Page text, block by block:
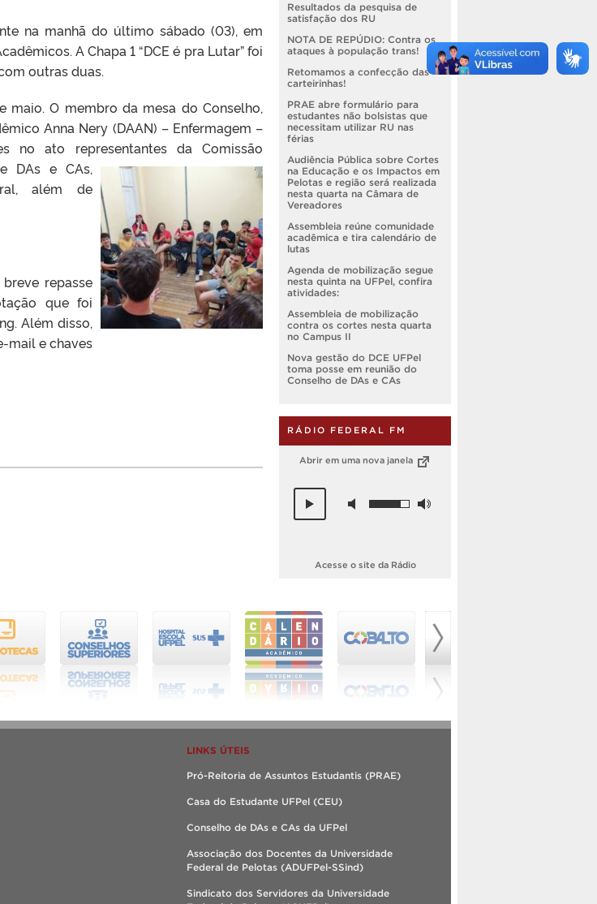
na manhã do último sábado (03), em
A Chapa 1 “DCE é pra Lutar” foi
outras duas.
maio. O membro da mesa do Conselho,
Anna Nery (DAAN) – Enfermagem –
no ato representantes da Comissão
DAs e CAs,
além de
repasse
que foi
Além disso,
mail e chaves
Resultados da pesquisa de
satisfação dos RU
NOTA DE REPÚDIO: Contra os
ataques à população trans!
Retomamos a confecção das
carteirinhas!
PRAE abre formulário para
estudantes não bolsistas que
necessitam utilizar RU nas
férias
Audiência Pública sobre Cortes
na Educação e os Impactos em
Pelotas e região será realizada
nesta quarta na Câmara de
Vereadores
Assembleia reúne comunidade
acadêmica e tira calendário de
lutas
Agenda de mobilização segue
nesta quinta na UFPel, confira
atividades:
Assembleia de mobilização
contra os cortes nesta quarta
no Campus II
Nova gestão do DCE UFPel
toma posse em reunião do
Conselho de DAs e CAs
RÁDIO FEDERAL FM
Abrir em uma nova janela
Acesse o site da Rádio
LINKS ÚTEIS
Pró-Reitoria de Assuntos Estudantis (PRAE)
Casa do Estudante UFPel (CEU)
Conselho de DAs e CAs da UFPel
Associação dos Docentes da Universidade
Federal de Pelotas (ADUFPel-SSind)
Sindicato dos Servidores da Universidade